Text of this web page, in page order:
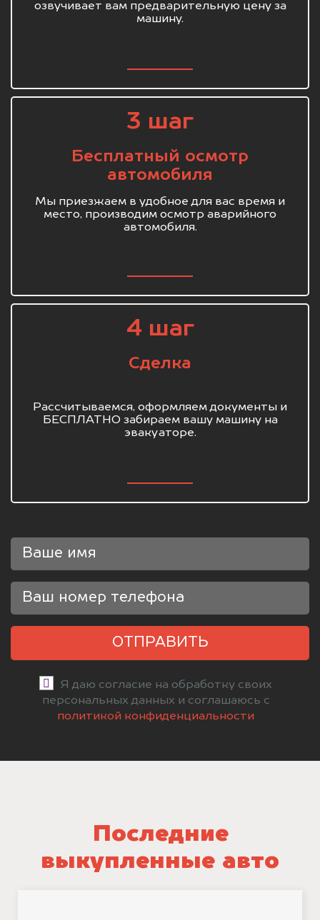
озвучивает вам предварительную цену за
машину.
3 шаг
Бесплатный осмотр
автомобиля
Мы приезжаем в удобное для вас время и
место, производим осмотр аварийного
автомобиля.
4 шаг
Сделка
Рассчитываемся, оформляем документы и
БЕСПЛАТНО забираем вашу машину на
эвакуаторе.
ОТПРАВИТЬ
Я даю согласие на обработку своих
персональных данных и соглашаюсь с
политикой конфиденциальности
Последние
выкупленные авто